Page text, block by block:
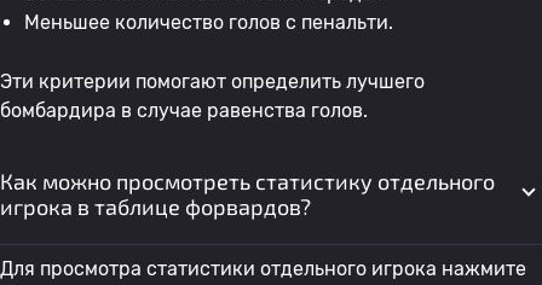
Меньшее количество голов с пенальти.
Эти критерии помогают определить лучшего
бомбардира в случае равенства голов.
Как можно просмотреть статистику отдельного
игрока в таблице форвардов?
Для просмотра статистики отдельного игрока нажмите